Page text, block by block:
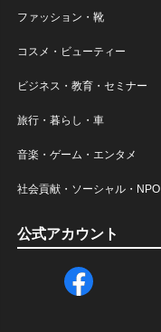
ファッション・靴
コスメ・ビューティー
ビジネス・教育・セミナー
旅行・暮らし・車
音楽・ゲーム・エンタメ
社会貢献・ソーシャル・NPO
公式アカウント